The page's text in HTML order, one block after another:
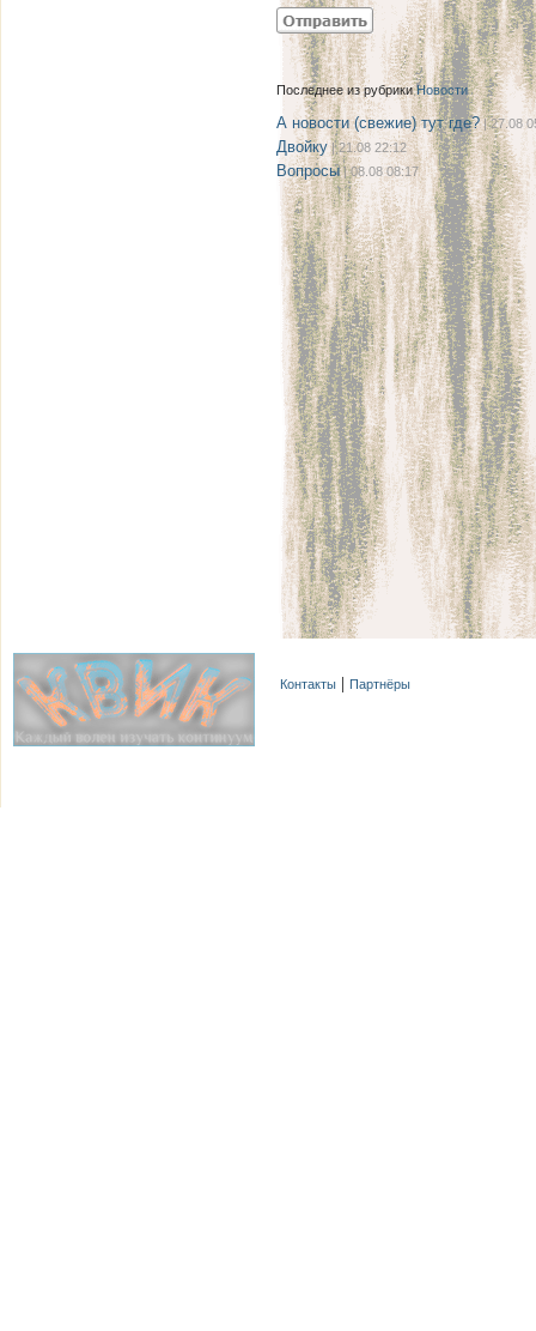
Последнее из рубрикиНовости
А новости (свежие) тут где?| 27.08
Двойку| 21.08 22:12
Вопросы| 08.08 08:17
Контакты Партнёры